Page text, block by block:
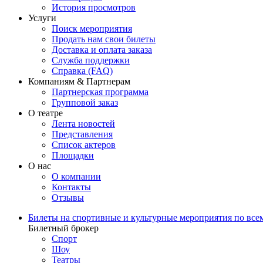
История просмотров
Услуги
Поиск мероприятия
Продать нам свои билеты
Доставка и оплата заказа
Служба поддержки
Справка (FAQ)
Компаниям & Партнерам
Партнерская программа
Групповой заказ
О театре
Лента новостей
Представления
Список актеров
Площадки
О нас
О компании
Контакты
Отзывы
Билеты на спортивные и культурные мероприятия по
Билетный брокер
Спорт
Шоу
Театры